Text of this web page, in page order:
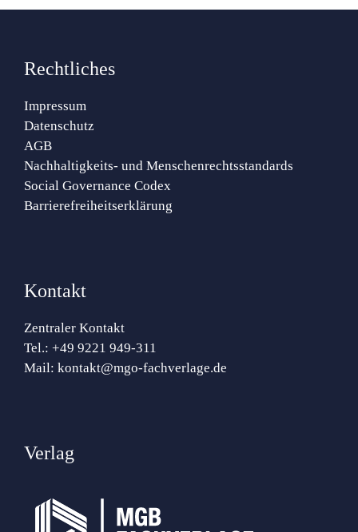
Rechtliches
Impressum
Datenschutz
AGB
Nachhaltigkeits- und Menschenrechtsstandards
Social Governance Codex
Barrierefreiheitserklärung
Kontakt
Zentraler Kontakt
Tel.: +49 9221 949-311
Mail: kontakt@mgo-fachverlage.de
Verlag